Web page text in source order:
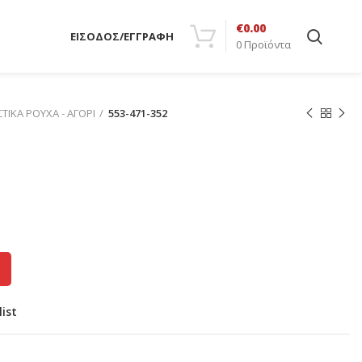
ΕΙΣΟΔΟΣ/ΕΓΓΡΑΦΗ
0 Προϊόντα
€0.00
ΡΟΥΧΑ - ΑΓΟΡΙ 553-471-352